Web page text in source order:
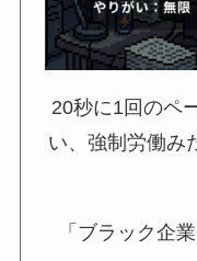
20秒に1回のペ
い、強制労働み
「ブラック企